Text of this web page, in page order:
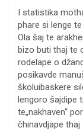
I statistika
phare si lenge
Ola šaj te
bizo buti thaj te
rodelape o
posikavde
školuibaskere
lengoro šajdipe
te„nakhaven“
čhinavdjape thaj